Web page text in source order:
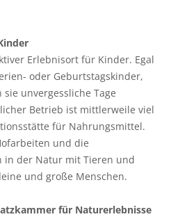
Erlebnisort für Kinder. Egal
oder Geburtstagskinder,
unvergessliche Tage
Betrieb ist mittlerweile viel
für Nahrungsmittel.
und die
in der Natur mit Tieren und
und große Menschen.
für Naturerlebnisse